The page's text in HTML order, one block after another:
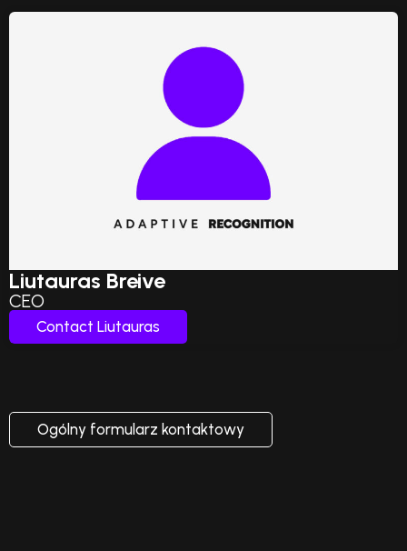
Liutauras Breive
CEO
Contact Liutauras
Ogólny formularz kontaktowy